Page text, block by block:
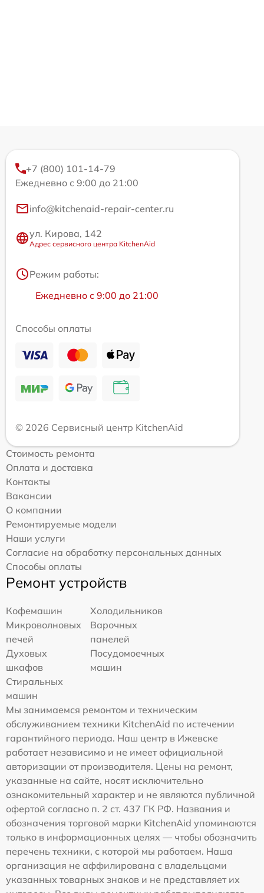
+7 (800) 101-14-79
Ежедневно с 9:00 до 21:00
info@kitchenaid-repair-center.ru
ул. Кирова, 142
Адрес сервисного центра KitchenAid
Режим работы:
Ежедневно с 9:00 до 21:00
Способы оплаты
© 2026 Сервисный центр KitchenAid
Стоимость ремонта
Оплата и доставка
Контакты
Вакансии
О компании
Ремонтируемые модели
Наши услуги
Согласие на обработку персональных данных
Способы оплаты
Ремонт устройств
Кофемашин
Холодильников
Микроволновых
печей
Варочных
панелей
Духовых
шкафов
Посудомоечных
машин
Стиральных
машин
Мы занимаемся ремонтом и техническим
обслуживанием техники KitchenAid по истечении
гарантийного периода. Наш центр в Ижевске
работает независимо и не имеет официальной
авторизации от производителя. Цены на ремонт,
указанные на сайте, носят исключительно
ознакомительный характер и не являются публичной
офертой согласно п. 2 ст. 437 ГК РФ. Названия и
обозначения торговой марки KitchenAid упоминаются
только в информационных целях — чтобы обозначить
перечень техники, с которой мы работаем. Наша
организация не аффилирована с владельцами
указанных товарных знаков и не представляет их